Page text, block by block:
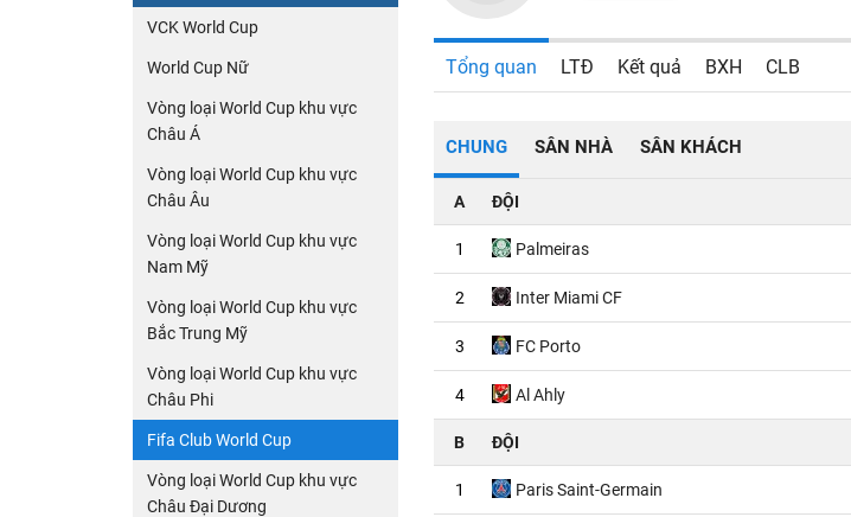
VCK World Cup
World Cup Nữ
Vòng loại World Cup khu vực
Châu Á
Vòng loại World Cup khu vực
Châu Âu
Vòng loại World Cup khu vực
Nam Mỹ
Vòng loại World Cup khu vực
Bắc Trung Mỹ
Vòng loại World Cup khu vực
Châu Phi
Fifa Club World Cup
Vòng loại World Cup khu vực
Châu Đại Dương
Tổng quan LTĐ Kết quả BXH CLB
CHUNG SÂN NHÀ SÂN KHÁCH
A ĐỘI
1 Palmeiras
2 Inter Miami CF
3 FC Porto
4 Al Ahly
B ĐỘI
1 Paris Saint-Germain